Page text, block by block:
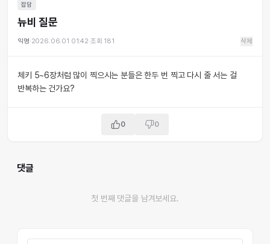
잡담
뉴비 질문
익명·2026.06.01 01:42·조회 181 삭제
체키 5~6장처럼 많이 찍으시는 분들은 한두 번 찍고 다시 줄 서는 걸
반복하는 건가요?
0 0
댓글
첫 번째 댓글을 남겨보세요.